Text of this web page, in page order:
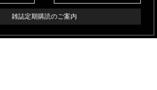
雑誌定期購読のご案内